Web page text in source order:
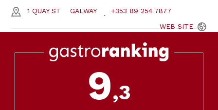
1 QUAY ST GALWAY +353 89 254 7877
WEB SITE
9,3